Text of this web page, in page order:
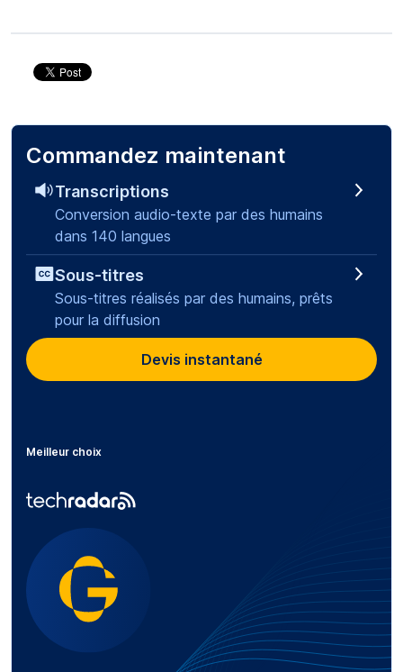
Commandez maintenant
Transcriptions
Conversion audio-texte par des humains
dans 140 langues
Sous-titres
Sous-titres réalisés par des humains, prêts
pour la diffusion
Devis instantané
Meilleur choix